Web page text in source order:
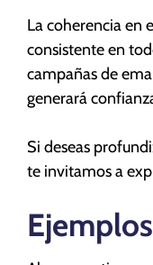
La coherencia en
consistente en
campañas de
generará
Si deseas
te invitamos a